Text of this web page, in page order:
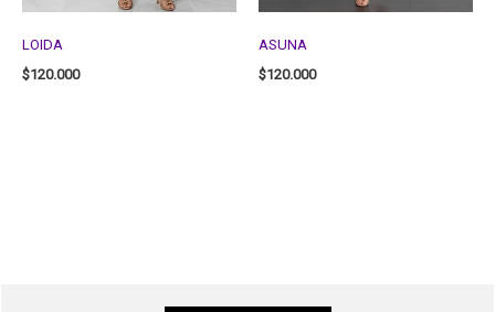
LOIDA
$120.000
ASUNA
$120.000